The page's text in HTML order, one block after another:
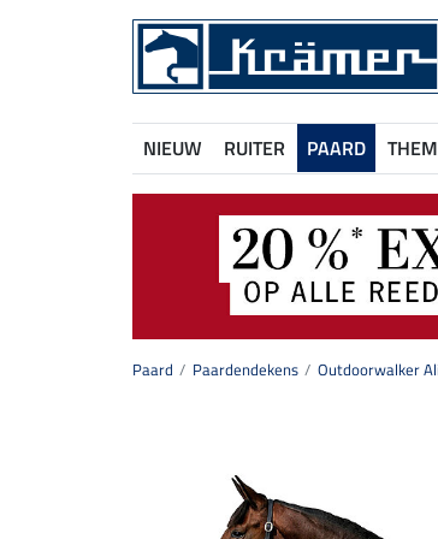
NIEUW RUITER PAARD
Paard Paardendekens Outdoorwalker